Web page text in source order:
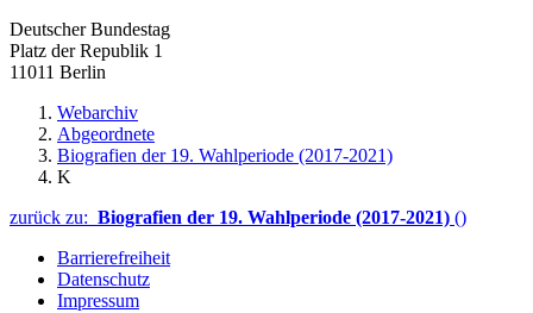
Deutscher Bundestag
Platz der Republik 1
11011 Berlin
Webarchiv
Abgeordnete
Biografien der 19. Wahlperiode (2017-2021)
K
zurück zu: Biografien der 19. Wahlperiode (2017-2021) ()
Barrierefreiheit
Datenschutz
Impressum